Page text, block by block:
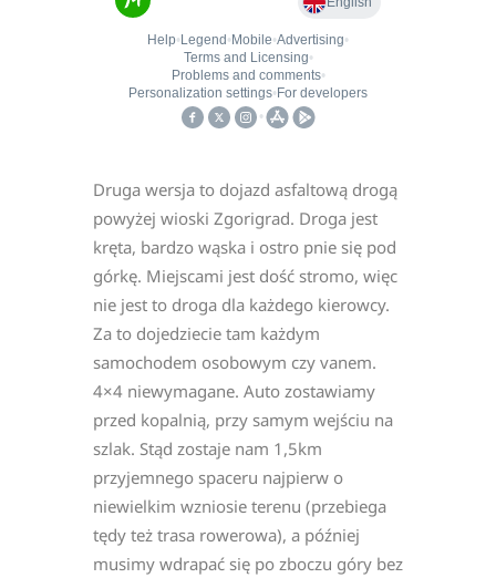
Druga wersja to dojazd asfaltową drogą
powyżej wioski Zgorigrad. Droga jest
kręta, bardzo wąska i ostro pnie się pod
górkę. Miejscami jest dość stromo, więc
nie jest to droga dla każdego kierowcy.
Za to dojedziecie tam każdym
samochodem osobowym czy vanem.
4×4 niewymagane. Auto zostawiamy
przed kopalnią, przy samym wejściu na
szlak. Stąd zostaje nam 1,5km
przyjemnego spaceru najpierw o
niewielkim wzniosie terenu (przebiega
tędy też trasa rowerowa), a później
musimy wdrapać się po zboczu góry bez